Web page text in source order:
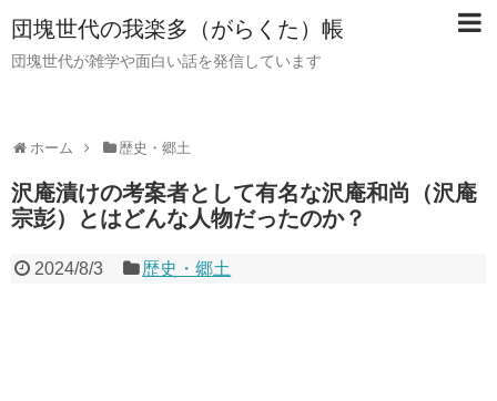
団塊世代の我楽多（がらくた）帳
団塊世代が雑学や面白い話を発信しています
ホーム 歴史・郷土
沢庵漬けの考案者として有名な沢庵和尚（沢庵
宗彭）とはどんな人物だったのか？
2024/8/3 歴史・郷土